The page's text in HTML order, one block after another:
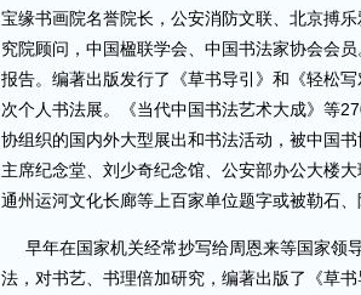
宝缘书画院名誉院长，公安消防文联、北京搏
究院顾问，中国楹联学会、中国书法家协会会
报告。编著出版发行了《草书导引》和《轻松
次个人书法展。《当代中国书法艺术大成》等
协组织的国内外大型展出和书法活动，被中国
主席纪念堂、刘少奇纪念馆、公安部办公大楼
通州运河文化长廊等上百家单位题字或被勒石、
早年在国家机关经常抄写给周恩来等国家领
法，对书艺、书理倍加研究，编著出版了《草